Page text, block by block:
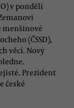
v pondělí
menšinové
(ČSSD),
věcí. Nový
Prezident
české